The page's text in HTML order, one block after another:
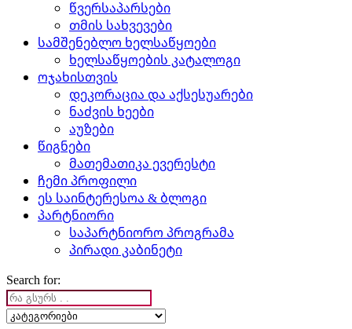
წვერსაპარსები
თმის სახვევები
სამშენებლო ხელსაწყოები
ხელსაწყოების კატალოგი
ოჯახისთვის
დეკორაცია და აქსესუარები
ნაძვის ხეები
აუზები
წიგნები
მათემათიკა ევერესტი
ჩემი პროფილი
ეს საინტერესოა & ბლოგი
პარტნიორი
საპარტნიორო პროგრამა
პირადი კაბინეტი
Search for: